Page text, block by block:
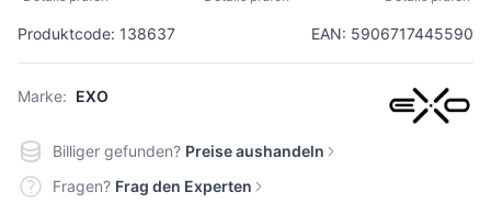
Produktcode: 138637 EAN: 5906717445590
Marke: EXO
Billiger gefunden? Preise aushandeln
Fragen? Frag den Experten